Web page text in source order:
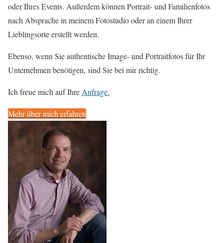
oder Ihres Events. Außerdem können Portrait- und Familienfotos
nach Absprache in meinem Fotostudio oder an einem Ihrer
Lieblingsorte erstellt werden.
Ebenso, wenn Sie authentische Image- und Portraitfotos für Ihr
Unternehmen benötigen, sind Sie bei mir richtig.
Ich freue mich auf Ihre Anfrage.
Mehr über mich erfahren